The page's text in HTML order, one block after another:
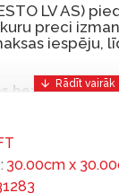
LV AS)
preci
iespēju,
bezprocentu
finansēšanas
preces tulīt, bet
30.00cm x